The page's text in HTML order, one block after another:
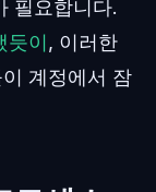
필요합니다.
듯이, 이러한
계정에서 잠